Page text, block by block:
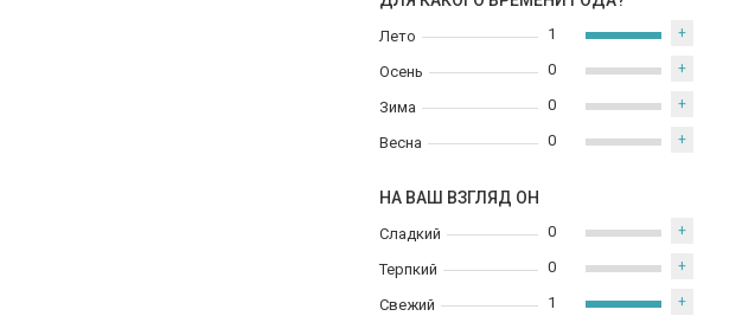
Лето
Осень
Зима
Весна
1 +
0 +
0 +
0 +
НА ВАШ ВЗГЛЯД ОН
Сладкий
Терпкий
Свежий
0 +
0 +
1 +